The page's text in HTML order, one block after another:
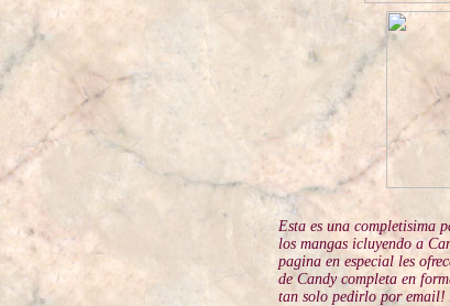
Esta es una completisima
los mangas icluyendo a
pagina en especial les
de Candy completa en
tan solo pedirlo por email!